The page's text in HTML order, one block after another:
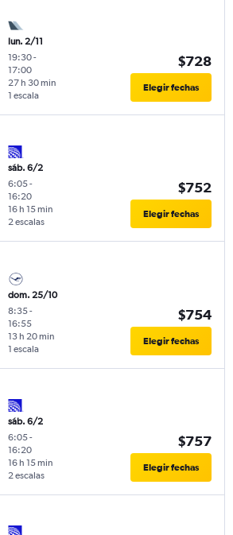
lun. 2/11
19:30-
17:00
1 escala
27 h 30 min
$728
Elegir fechas
sáb. 6/2
6:05-
16:20
2 escalas
16 h 15 min
$752
Elegir fechas
dom. 25/10
8:35-
16:55
1 escala
13 h 20 min
$754
Elegir fechas
sáb. 6/2
6:05-
16:20
2 escalas
16 h 15 min
$757
Elegir fechas